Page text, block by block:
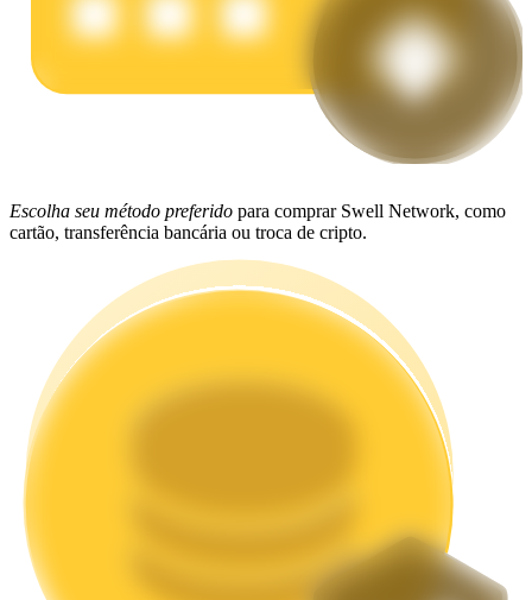
Launchpool
Escolha seu método preferido para comprar Swell Network, como
cartão, transferência bancária ou troca de cripto.